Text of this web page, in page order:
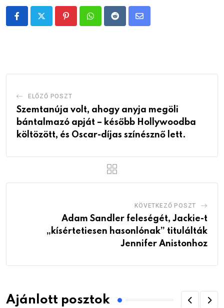
PinterestWhatsappRedditShare
ELŐZŐ POSZT
Szemtanúja volt, ahogy anyja megöli
bántalmazó apját – később Hollywoodba
költözött, és Oscar-díjas színésznő lett.
KÖVETKEZŐ POSZT
Adam Sandler feleségét, Jackie-t
„kísértetiesen hasonlónak” titulálták
Jennifer Anistonhoz
Ajánlott posztok